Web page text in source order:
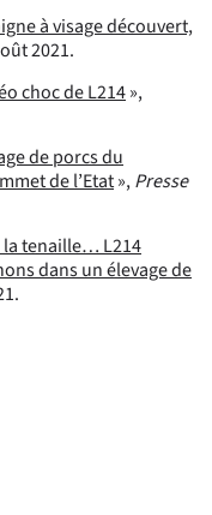
à visage découvert,
2021.
choc de L214»,
de porcs du
de l’Etat»,Presse
la tenaille… L214
dans un élevage de